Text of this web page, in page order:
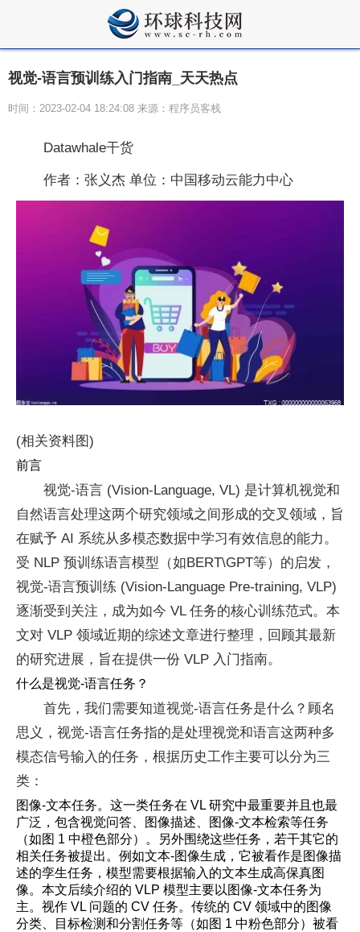
视觉-语言预训练入门指南_天天热点
时间：2023-02-04 18:24:08 来源：程序员客栈
Datawhale干货
作者：张义杰 单位：中国移动云能力中心
(相关资料图)
前言
视觉-语言 (Vision-Language, VL) 是计算机视觉和
自然语言处理这两个研究领域之间形成的交叉领域，旨
在赋予 AI 系统从多模态数据中学习有效信息的能力。
受 NLP 预训练语言模型（如BERT\GPT等）的启发，
视觉-语言预训练 (Vision-Language Pre-training, VLP)
逐渐受到关注，成为如今 VL 任务的核心训练范式。本
文对 VLP 领域近期的综述文章进行整理，回顾其最新
的研究进展，旨在提供一份 VLP 入门指南。
什么是视觉-语言任务？
首先，我们需要知道视觉-语言任务是什么？顾名
思义，视觉-语言任务指的是处理视觉和语言这两种多
模态信号输入的任务，根据历史工作主要可以分为三
类：
图像-文本任务。这一类任务在 VL 研究中最重要并且也最
广泛，包含视觉问答、图像描述、图像-文本检索等任务
（如图 1 中橙色部分）。另外围绕这些任务，若干其它的
相关任务被提出。例如文本-图像生成，它被看作是图像描
述的孪生任务，模型需要根据输入的文本生成高保真图
像。本文后续介绍的 VLP 模型主要以图像-文本任务为
主。视作 VL 问题的 CV 任务。传统的 CV 领域中的图像
分类、目标检测和分割任务等（如图 1 中粉色部分）被看